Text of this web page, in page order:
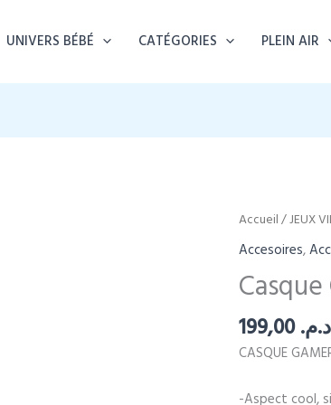
UNIVERS BÉBÉ CATÉGORIES PLEIN AIR
Accueil/JEUX
Accesoires,
د.م.199,00
CASQUE
-Aspect cool,